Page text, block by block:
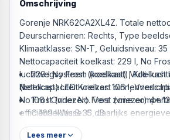
Omschrijving
Gorenje NRK62CA2XL4Z. Totale
Deurscharnieren: Rechts, Type
Klimaatklasse: SN-T, Geluidsniveau: 35
Nettocapaciteit koelkast: 229 l, No
luchtwegsysteem (koelkast), Koelkast
Nettocapaciteit vriezer: 106 l,
No Frost (vriezer). Vers zone
efficiëntieklasse: C, Jaarlijks
Roestvrijstaal Vrijstaand 361 l
229 l No Frost (koelkast) Multi-
(koelkast) LED Koelkast
106 l Onder No Frost (vriezer) 4*
C 169 kWu B 35 dB
Lees meer